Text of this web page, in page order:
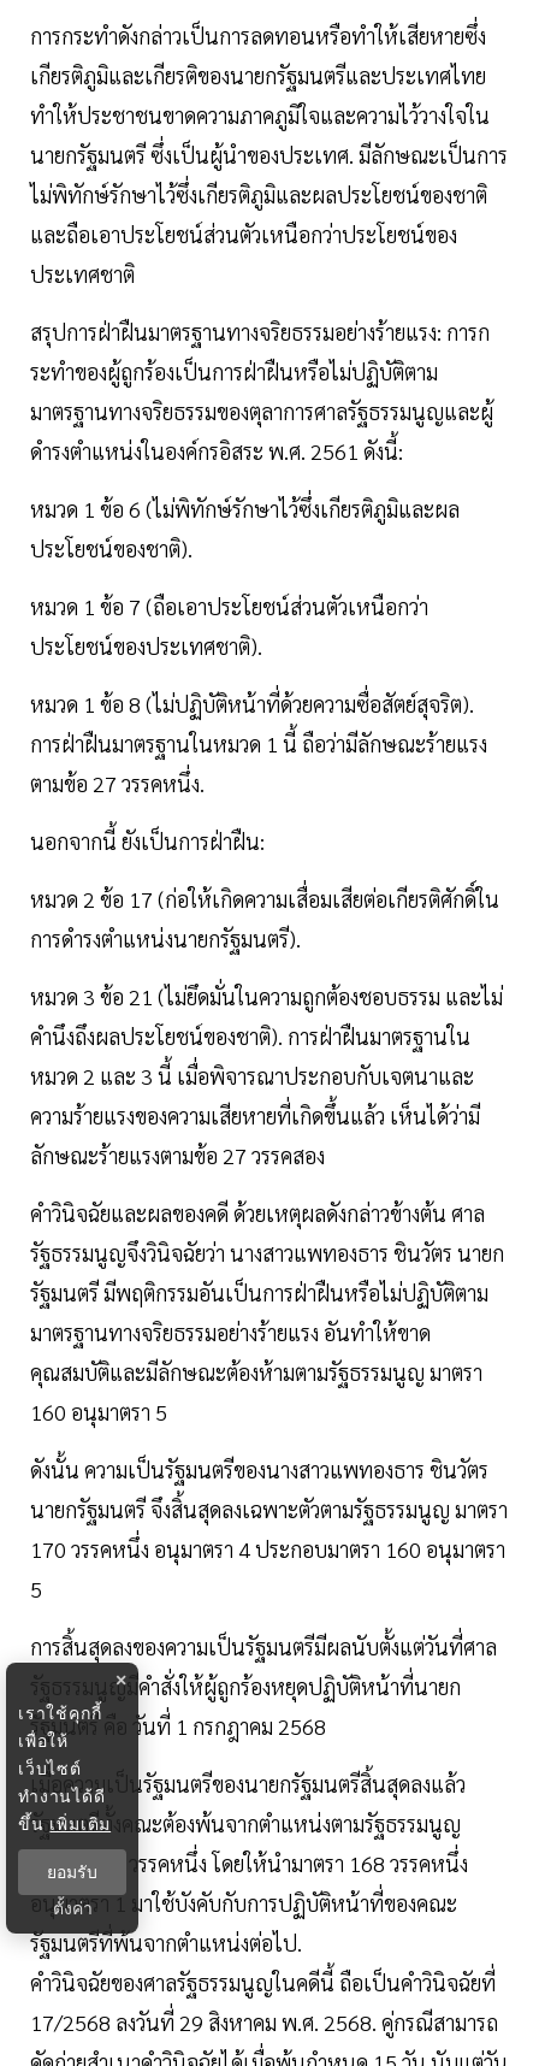
การกระทำดังกล่าวเป็นการลดทอนหรือทำให้เสียหายซึ่ง
เกียรติภูมิและเกียรติของนายกรัฐมนตรีและประเทศไทย
ทำให้ประชาชนขาดความภาคภูมิใจและความไว้วางใจใน
นายกรัฐมนตรี ซึ่งเป็นผู้นำของประเทศ. มีลักษณะเป็นการ
ไม่พิทักษ์รักษาไว้ซึ่งเกียรติภูมิและผลประโยชน์ของชาติ
และถือเอาประโยชน์ส่วนตัวเหนือกว่าประโยชน์ของ
ประเทศชาติ
สรุปการฝ่าฝืนมาตรฐานทางจริยธรรมอย่างร้ายแรง: การก
ระทำของผู้ถูกร้องเป็นการฝ่าฝืนหรือไม่ปฏิบัติตาม
มาตรฐานทางจริยธรรมของตุลาการศาลรัฐธรรมนูญและผู้
ดำรงตำแหน่งในองค์กรอิสระ พ.ศ. 2561 ดังนี้:
หมวด 1 ข้อ 6 (ไม่พิทักษ์รักษาไว้ซึ่งเกียรติภูมิและผล
ประโยชน์ของชาติ).
หมวด 1 ข้อ 7 (ถือเอาประโยชน์ส่วนตัวเหนือกว่า
ประโยชน์ของประเทศชาติ).
หมวด 1 ข้อ 8 (ไม่ปฏิบัติหน้าที่ด้วยความซื่อสัตย์สุจริต).
การฝ่าฝืนมาตรฐานในหมวด 1 นี้ ถือว่ามีลักษณะร้ายแรง
ตามข้อ 27 วรรคหนึ่ง.
นอกจากนี้ ยังเป็นการฝ่าฝืน:
หมวด 2 ข้อ 17 (ก่อให้เกิดความเสื่อมเสียต่อเกียรติศักดิ์ใน
การดำรงตำแหน่งนายกรัฐมนตรี).
หมวด 3 ข้อ 21 (ไม่ยึดมั่นในความถูกต้องชอบธรรม และไม่
คำนึงถึงผลประโยชน์ของชาติ). การฝ่าฝืนมาตรฐานใน
หมวด 2 และ 3 นี้ เมื่อพิจารณาประกอบกับเจตนาและ
ความร้ายแรงของความเสียหายที่เกิดขึ้นแล้ว เห็นได้ว่ามี
ลักษณะร้ายแรงตามข้อ 27 วรรคสอง
คำวินิจฉัยและผลของคดี ด้วยเหตุผลดังกล่าวข้างต้น ศาล
รัฐธรรมนูญจึงวินิจฉัยว่า นางสาวแพทองธาร ชินวัตร นายก
รัฐมนตรี มีพฤติกรรมอันเป็นการฝ่าฝืนหรือไม่ปฏิบัติตาม
มาตรฐานทางจริยธรรมอย่างร้ายแรง อันทำให้ขาด
คุณสมบัติและมีลักษณะต้องห้ามตามรัฐธรรมนูญ มาตรา
160 อนุมาตรา 5
ดังนั้น ความเป็นรัฐมนตรีของนางสาวแพทองธาร ชินวัตร
นายกรัฐมนตรี จึงสิ้นสุดลงเฉพาะตัวตามรัฐธรรมนูญ มาตรา
170 วรรคหนึ่ง อนุมาตรา 4 ประกอบมาตรา 160 อนุมาตรา
5
การสิ้นสุดลงของความเป็นรัฐมนตรีมีผลนับตั้งแต่วันที่ศาล
รัฐธรรมนูญมีคำสั่งให้ผู้ถูกร้องหยุดปฏิบัติหน้าที่นายก
รัฐมนตรี คือ วันที่ 1 กรกฎาคม 2568
เมื่อความเป็นรัฐมนตรีของนายกรัฐมนตรีสิ้นสุดลงแล้ว
รัฐมนตรีทั้งคณะต้องพ้นจากตำแหน่งตามรัฐธรรมนูญ
มาตรา 167 วรรคหนึ่ง โดยให้นำมาตรา 168 วรรคหนึ่ง
อนุมาตรา 1 มาใช้บังคับกับการปฏิบัติหน้าที่ของคณะ
รัฐมนตรีที่พ้นจากตำแหน่งต่อไป.
คำวินิจฉัยของศาลรัฐธรรมนูญในคดีนี้ ถือเป็นคำวินิจฉัยที่
17/2568 ลงวันที่ 29 สิงหาคม พ.ศ. 2568. คู่กรณีสามารถ
×
เราใช้คุกกี้
เพื่อให้
เว็บไซต์
ทำงานได้ดี
ขึ้นเพิ่มเติม
ยอมรับ
ตั้งค่า